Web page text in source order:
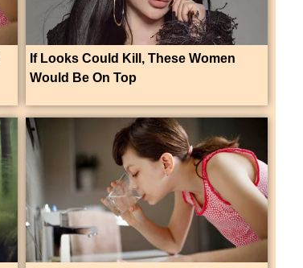
If Looks Could Kill, These Women
Would Be On Top